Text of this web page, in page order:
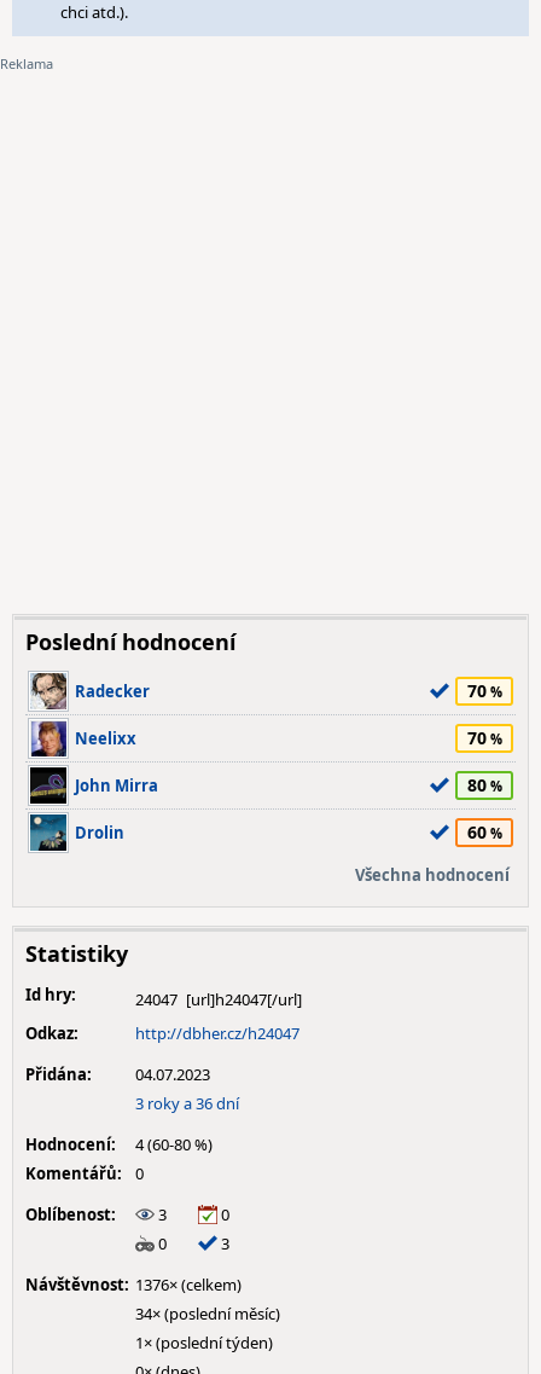
chci atd.).
Poslední hodnocení
Radecker 70
Neelixx 70
John Mirra 80
Drolin 60
Všechna hodnocení
Statistiky
Id hry:
24047
Odkaz:
http://dbher.cz/h24047
Přidána:
04.07.2023
3 roky a 36 dní
Hodnocení:
4 (60-80 %)
Komentářů:
0
Oblíbenost:
3
0
0
3
Návštěvnost: 1376× (celkem)
34× (poslední měsíc)
1× (poslední týden)